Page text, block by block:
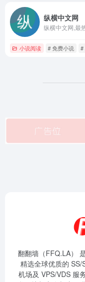
纵横中文网
小说阅读 # 免费小说 #
翻翻墙（FFQ.LA）
精选全球优质的 SS/
机场及 VPS/VDS 服